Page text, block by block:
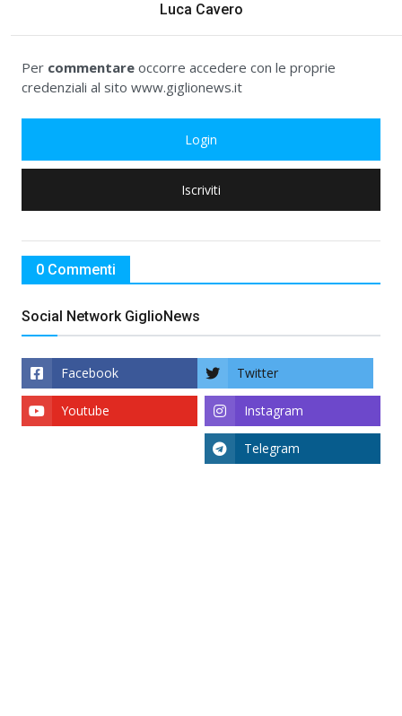
Luca Cavero
Per commentare occorre accedere con le proprie
credenziali al sito www.giglionews.it
Login
Iscriviti
0 Commenti
Social Network GiglioNews
Facebook Twitter
Instagram
Youtube
Telegram